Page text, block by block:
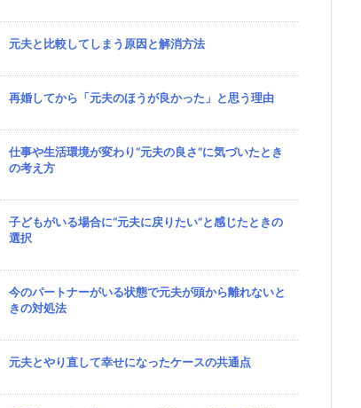
元夫と比較してしまう原因と解消方法
再婚してから「元夫のほうが良かった」と思う理由
仕事や生活環境が変わり“元夫の良さ”に気づいたとき
の考え方
子どもがいる場合に“元夫に戻りたい”と感じたときの
選択
今のパートナーがいる状態で元夫が頭から離れないと
きの対処法
元夫とやり直して幸せになったケースの共通点